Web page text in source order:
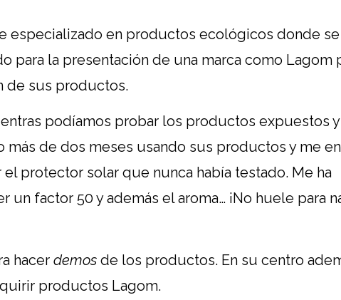
especializado en productos ecológicos donde
para la presentación de una marca como Lagom
de sus productos.
podíamos probar los productos expuestos
de dos meses usando sus productos y me
protector solar que nunca había testado. Me ha
factor 50 y además el aroma… ¡No huele para
hacer demos de los productos. En su centro
productos Lagom.